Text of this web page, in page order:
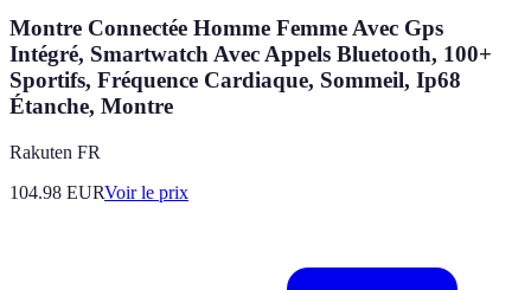
Montre Connectée Homme Femme Avec Gps
Intégré, Smartwatch Avec Appels Bluetooth, 100+
Sportifs, Fréquence Cardiaque, Sommeil, Ip68
Étanche, Montre
Rakuten FR
104.98 EURVoir le prix